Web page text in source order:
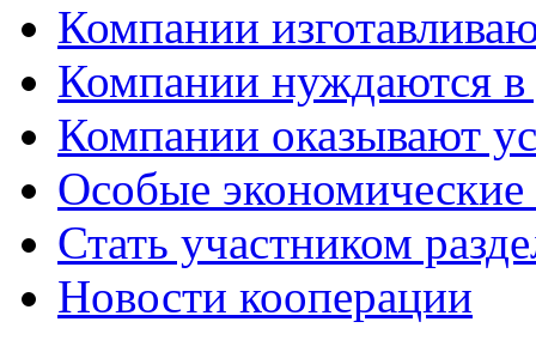
Компании
Компании нуждаются в
Компании оказывают
Особые
Стать участником
Новости кооперации